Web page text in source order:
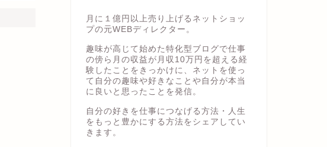
月に１億円以上売り上げるネットショッ
プの元WEBディレクター。
趣味が高じて始めた特化型ブログで仕事
の傍ら月の収益が月収10万円を超える経
験したことをきっかけに、ネットを使っ
て自分の趣味や好きなことや自分が本当
に良いと思ったことを発信。
自分の好きを仕事につなげる方法・人生
をもっと豊かにする方法をシェアしてい
きます。